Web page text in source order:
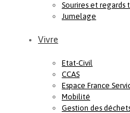
Sourires et regards
Jumelage
Vivre
Etat-Civil
CCAS
Espace France
Mobilité
Gestion des